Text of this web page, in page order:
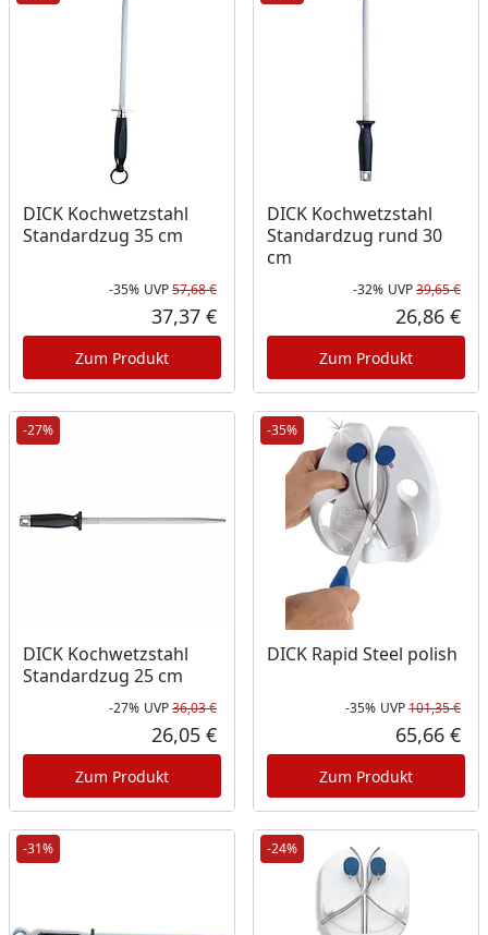
DICK Kochwetzstahl
Standardzug 35 cm
Rabatt in Prozent
-35%
Ursprünglicher Preis
UVP57,68 €
Aktueller Preis
37,37 €
Zum Produkt
DICK Kochwetzstahl
Standardzug rund 30
cm
-32% UVP39,65 €
26,86 €
Zum Produkt
-27%
DICK Kochwetzstahl
Standardzug 25 cm
Rabatt in Prozent
-27%
Ursprünglicher Preis
UVP36,03 €
Aktueller Preis
26,05 €
Zum Produkt
-35%
DICK Rapid Steel polish
-35% UVP101,35 €
65,66 €
Zum Produkt
-31% -24%